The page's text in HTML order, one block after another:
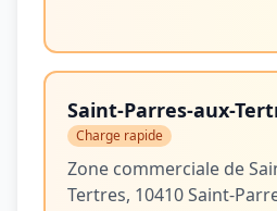
Saint-Parres-aux-
Charge rapide
Zone commerciale de
Tertres, 10410 Saint-